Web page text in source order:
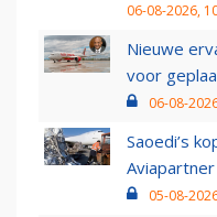
06-08-2026,
Nieuwe
voor
06-08-
Saoedi’s
05-08-